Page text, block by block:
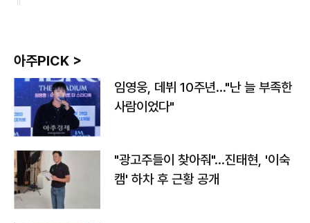
아주PICK >
임영웅, 데뷔 10주년…"난 늘 부족한
사람이었다"
"광고주들이 찾아줘"…진태현, '이숙
캠' 하차 후 근황 공개